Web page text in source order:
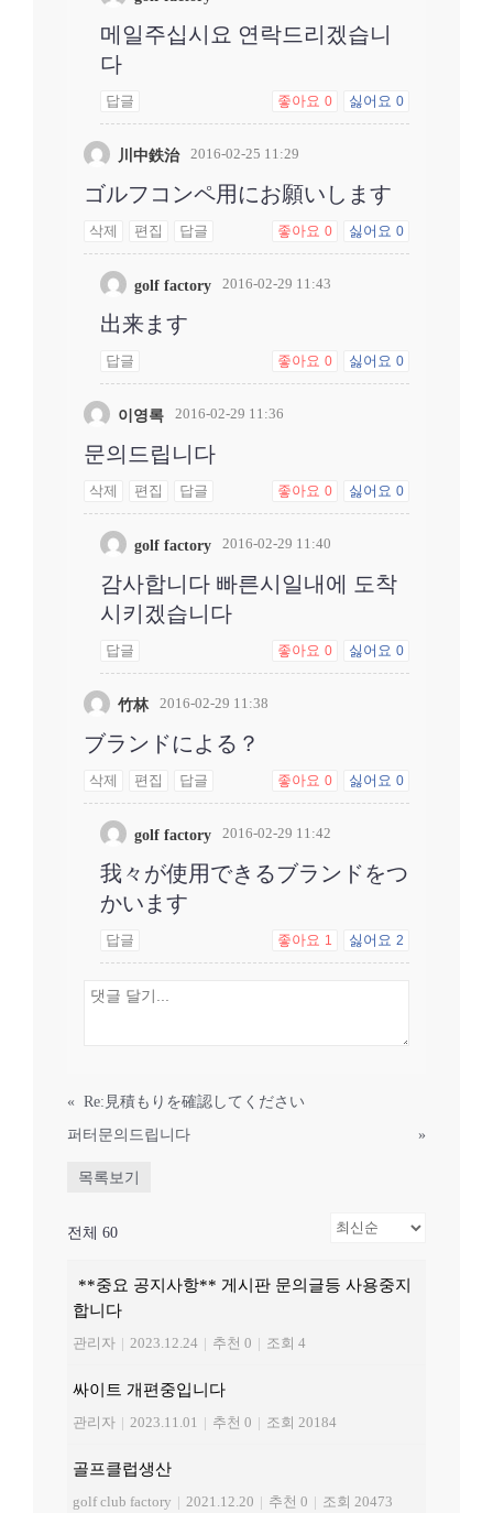
메일주십시요 연락드리겠습니
다
답글 좋아요0 싫어요0
川中鉄治 2016-02-25 11:29
ゴルフコンペ用にお願いします
삭제 편집 답글 좋아요0 싫어요0
golf factory 2016-02-29 11:43
出来ます
답글 좋아요0 싫어요0
이영록 2016-02-29 11:36
문의드립니다
삭제 편집 답글 좋아요0 싫어요0
golf factory 2016-02-29 11:40
감사합니다 빠른시일내에 도착
시키겠습니다
답글 좋아요0 싫어요0
竹林 2016-02-29 11:38
ブランドによる？
삭제 편집 답글 좋아요0 싫어요0
golf factory 2016-02-29 11:42
我々が使用できるブランドをつ
かいます
답글 좋아요 1 싫어요2
« Re:見積もりを確認してください
퍼터문의드립니다 »
목록보기
전체 60
**중요 공지사항** 게시판 문의글등 사용중지
합니다
관리자 | 2023.12.24 | 추천 0 | 조회 4
싸이트 개편중입니다
관리자 | 2023.11.01 | 추천 0 | 조회 20184
골프클럽생산
golf club factory | 2021.12.20 | 추천 0 | 조회 20473